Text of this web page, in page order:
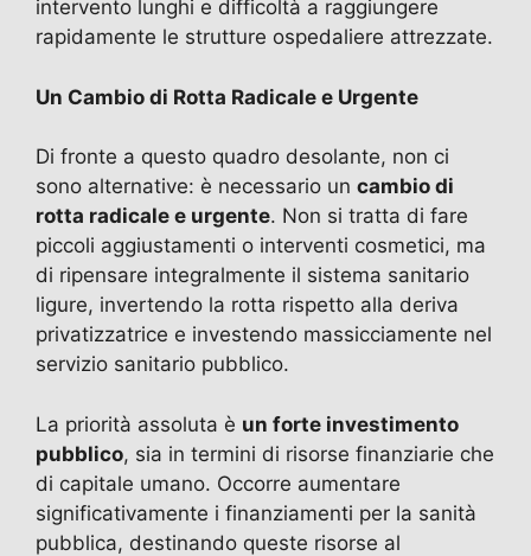
intervento lunghi e difficoltà a raggiungere
rapidamente le strutture ospedaliere attrezzate.
Un Cambio di Rotta Radicale e Urgente
Di fronte a questo quadro desolante, non ci
sono alternative: è necessario un cambio di
rotta radicale e urgente. Non si tratta di fare
piccoli aggiustamenti o interventi cosmetici, ma
di ripensare integralmente il sistema sanitario
ligure, invertendo la rotta rispetto alla deriva
privatizzatrice e investendo massicciamente nel
servizio sanitario pubblico.
La priorità assoluta è un forte investimento
pubblico, sia in termini di risorse finanziarie che
di capitale umano. Occorre aumentare
significativamente i finanziamenti per la sanità
pubblica, destinando queste risorse al